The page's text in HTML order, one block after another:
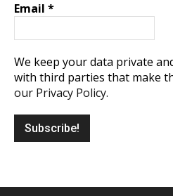
Email *
We keep your data private
with third parties that make
our Privacy Policy.